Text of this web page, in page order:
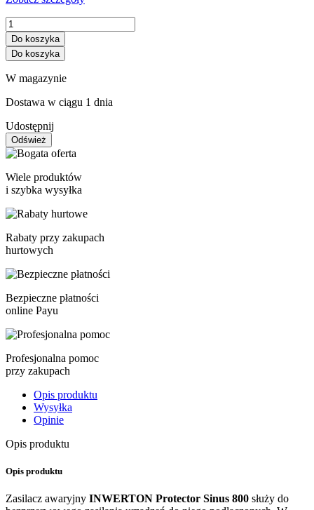
Do koszyka
Do koszyka
W magazynie
Dostawa w ciągu 1 dnia
Udostępnij
Wiele produktów
i szybka wysyłka
Rabaty przy zakupach
hurtowych
Bezpieczne płatności
online Payu
Profesjonalna pomoc
przy zakupach
Opis produktu
Wysyłka
Opinie
Opis produktu
Opis produktu
Zasilacz awaryjny INWERTON Protector Sinus 800 służy do